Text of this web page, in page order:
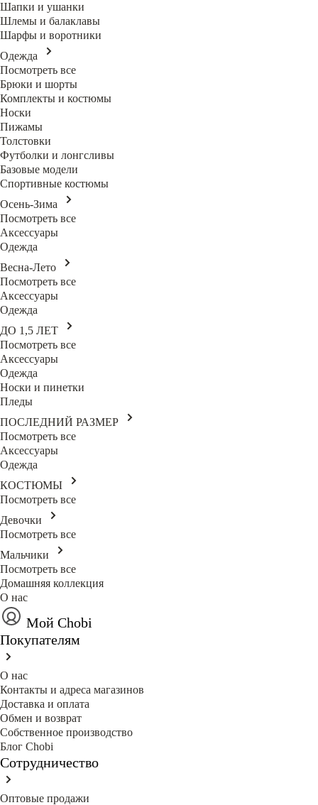
Шапки и ушанки
Шлемы и балаклавы
Шарфы и воротники
Одежда
Посмотреть все
Брюки и шорты
Комплекты и костюмы
Носки
Пижамы
Толстовки
Футболки и лонгсливы
Базовые модели
Спортивные костюмы
Осень-Зима
Посмотреть все
Аксессуары
Одежда
Весна-Лето
Посмотреть все
Аксессуары
Одежда
ДО 1,5 ЛЕТ
Посмотреть все
Аксессуары
Одежда
Носки и пинетки
Пледы
ПОСЛЕДНИЙ РАЗМЕР
Посмотреть все
Аксессуары
Одежда
КОСТЮМЫ
Посмотреть все
Девочки
Посмотреть все
Мальчики
Посмотреть все
Домашняя коллекция
О нас
Мой Chobi
Покупателям
О нас
Контакты и адреса магазинов
Доставка и оплата
Обмен и возврат
Собственное производство
Блог Сhobi
Сотрудничество
Оптовые продажи